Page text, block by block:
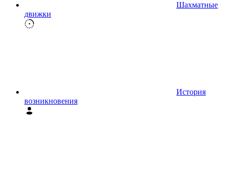
Шахматные
движки
История
возникновения